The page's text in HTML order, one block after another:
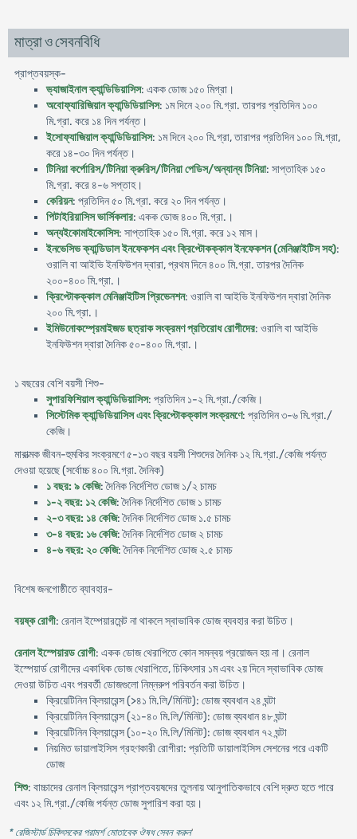
মাত্রা ও সেবনবিধি
প্রাপ্তবয়স্ক-
ভ্যাজাইনাল ক্যান্ডিডিয়াসিস: একক ডোজ ১৫০ মিগ্রা।
অবোফ্যারিজিয়ান ক্যান্ডিডিয়াসিস: ১ম দিনে ২০০ মি.গ্রা. তারপর প্রতিদিন ১০০
মি.গ্রা. করে ১৪ দিন পর্যন্ত।
ইসোফ্যাজিয়াল ক্যান্ডিডিয়াসিস: ১ম দিনে ২০০ মি.গ্রা, তারাপর প্রতিদিন ১০০ মি.গ্রা,
করে ১৪-৩০ দিন পর্যন্ত।
টিনিয়া কর্পোরিস/টিনিয়া ক্রুরিস/টিনিয়া পেডিস/অন্যান্য টিনিয়া: সাপ্তাহিক ১৫০
মি.গ্রা. করে ৪-৬ সপ্তাহ।
কেরিয়ন: প্রতিদিন ৫০ মি.গ্রা. করে ২০ দিন পর্যন্ত।
পিটাইরিয়াসিস ভার্সিকলার: একক ডোজ ৪০০ মি.গ্রা.।
অন্যইকোমাইকোসিস: সাপ্তাহিক ১৫০ মি.গ্রা. করে ১২ মাস।
ইনভেসিভ ক্যান্ডিডাল ইনফেকশন এবং ক্রিপ্টোকক্কাল ইনফেকশন (মেনিঞ্জাইটিস সহ):
ওরালি বা আইভি ইনফিউশন দ্বারা, প্রথম দিনে ৪০০ মি.গ্রা. তারপর দৈনিক
২০০-৪০০ মি.গ্রা.।
ক্রিপ্টোকক্কাল মেনিঞ্জাইটিস প্রিভেনশন: ওরালি বা আইভি ইনফিউশন দ্বারা দৈনিক
২০০ মি.গ্রা.।
ইমিউনোকম্প্রেমাইজড ছত্রাক সংক্রমণ প্রতিরোধ রোগীদের: ওরালি বা আইভি
ইনফিউশন দ্বারা দৈনিক ৫০-৪০০ মি.গ্রা.।
১ বছরের বেশি বয়সী শিশু-
সুপারফিশিয়াল ক্যান্ডিডিয়াসিস: প্রতিদিন ১-২ মি.গ্রা./কেজি।
সিস্টেমিক ক্যান্ডিডিয়াসিস এবং ক্রিপ্টোকক্কাল সংক্রমণে: প্রতিদিন ৩-৬ মি.গ্রা./
কেজি।
মারাত্মক জীবন-হুমকির সংক্রমণে ৫-১৩ বছর বয়সী শিশুদের দৈনিক ১২ মি.গ্রা./কেজি পর্যন্ত
দেওয়া হয়েছে (সর্বোচ্চ ৪০০ মি.গ্রা. দৈনিক)
১ বছর: ৯ কেজি: দৈনিক নির্দেশিত ডোজ ১/২ চামচ
১-২ বছর: ১২ কেজি: দৈনিক নির্দেশিত ডোজ ১ চামচ
২-৩ বছর: ১৪ কেজি: দৈনিক নির্দেশিত ডোজ ১.৫ চামচ
৩-৪ বছর: ১৬ কেজি: দৈনিক নির্দেশিত ডোজ ২ চামচ
৪-৬ বছর: ২০ কেজি: দৈনিক নির্দেশিত ডোজ ২.৫ চামচ
বিশেষ জনগোষ্ঠীতে ব্যাবহার-
বয়ষ্ক রোগী: রেনাল ইম্পেয়ারমেন্ট না থাকলে স্বাভাবিক ডোজ ব্যবহার করা উচিত।
রেনাল ইস্পেয়ারড রোগী: একক ডোজ থেরাপিতে কোন সমন্বয় প্রয়োজন হয় না। রেনাল
ইস্পেয়ার্ড রোগীদের একাধিক ডোজ থেরাপিতে, চিকিৎসার ১ম এবং ২য় দিনে স্বাভাবিক ডোজ
দেওয়া উচিত এবং পরবর্তী ডোজগুলো নিম্নরুপ পরিবর্তন করা উচিত।
ক্রিয়েটিনিন ক্লিয়ারেন্স (>৪১ মি.লি/মিনিট): ডোজ ব্যবধান ২৪ ঘন্টা
ক্রিয়েটিনিন ক্লিয়ারেন্স (২১-৪০ মি.লি/মিনিট): ডোজ ব্যবধান ৪৮ ঘন্টা
ক্রিয়েটিনিন ক্লিয়ারেন্স (১০-২০ মি.লি/মিনিট): ডোজ ব্যবধান ৭২ ঘন্টা
নিয়মিত ডায়ালাইসিস গ্রহণকারী রোগীরা: প্রতিটি ডায়ালাইসিস সেশনের পরে একটি
ডোজ
শিশু: বাচ্চাদের রেনাল ক্লিয়ারেন্স প্রাপ্তবয়ষদের তুলনায় আনুপাতিকভাবে বেশি দ্রুত হতে পারে
এবং ১২ মি.গ্রা./কেজি পর্যন্ত ডোজ সুপারিশ করা হয়।
* রেজিস্টার্ড চিকিৎসকের পরামর্শ মোতাবেক ঔষধ সেবন করুন'